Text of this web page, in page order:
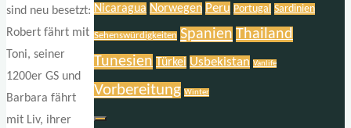
sind neu besetzt:
Robert fährt mit
Toni, seiner
1200er GS und
Barbara fährt
mit Liv, ihrer
Nicaragua Norwegen Peru Portugal Sardinien
Sehenswürdigkeiten Spanien Thailand
Tunesien
Türkei Usbekistan Vanlife
Vorbereitung Winter